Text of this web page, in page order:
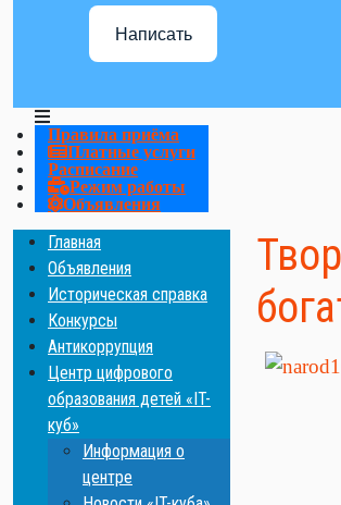
Написать
Правила приёма
Платные услуги
Расписание
Режим работы
Объявления
Главная
Объявления
Историческая справка
Конкурсы
Антикоррупция
Центр цифрового
образования детей «IT-
куб»
Информация о
центре